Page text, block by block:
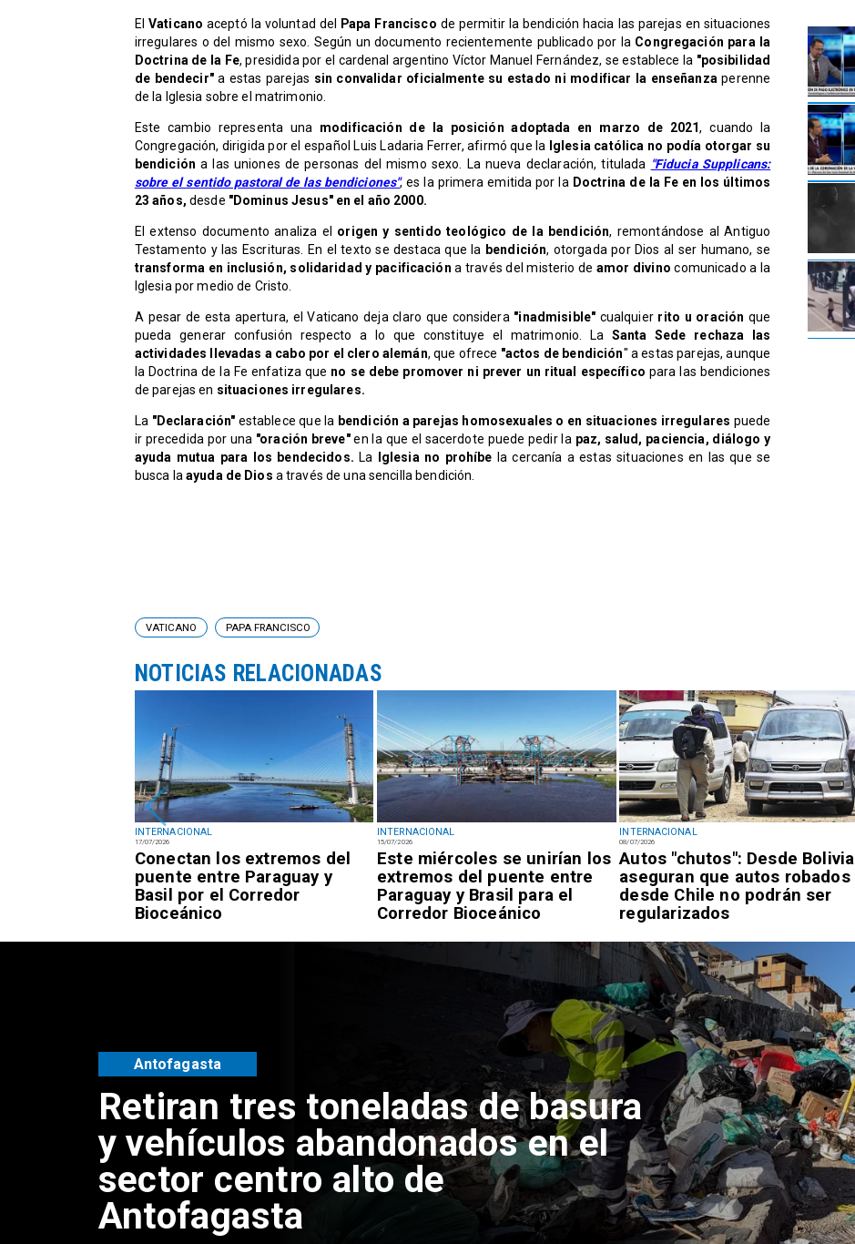
El Vaticano aceptó la voluntad del Papa Francisco de permitir la bendición hacia las parejas en situaciones
irregulares o del mismo sexo. Según un documento recientemente publicado por la Congregación para la
Doctrina de la Fe, presidida por el cardenal argentino Víctor Manuel Fernández, se establece la "posibilidad
de bendecir"a estas parejas sin convalidar oficialmente su estado ni modificar la enseñanzaperenne
de la Iglesia sobre el matrimonio.
​Este cambio representa una modificación de la posición adoptada en marzo de 2021, cuando la
Congregación, dirigida por el español Luis Ladaria Ferrer, afirmó que la Iglesia católica no podía otorgar su
bendición a las uniones de personas del mismo sexo. La nueva declaración, titulada "Fiducia Supplicans:
sobre el sentido pastoral de las bendiciones", es la primera emitida por laDoctrina de la Fe en los últimos
23 años, desde "Dominus Jesus" en el año 2000.
​El extenso documento analiza el origen y sentido teológico de la bendición, remontándose al Antiguo
Testamento y las Escrituras. En el texto se destaca que la bendición, otorgada por Dios al ser humano, se
transforma en inclusión, solidaridad y pacificacióna través del misterio de amor divinocomunicado a la
Iglesia por medio de Cristo.
​A pesar de esta apertura, el Vaticano deja claro que considera "inadmisible" cualquierrito u oración que
pueda generar confusión respecto a lo que constituye el matrimonio. La Santa Sede
rechaza las
actividades llevadas a cabo por el clero alemán, que ofrece "actos de bendición" a estas parejas, aunque
la Doctrina de la Fe enfatiza que no se debe promover ni prever un ritual específico para las bendiciones
de parejas en situaciones irregulares.
​La "Declaración" establece que la bendición a parejas homosexuales o en situaciones irregulares puede
ir precedida por una "oración breve"en la que el sacerdote puede pedir la paz, salud, paciencia, diálogo y
ayuda mutua para los bendecidos. La Iglesia no prohíbe la cercanía a estas situaciones en las que se
busca la ayuda de Dios a través de una sencilla bendición.
INTERNACIONAL
17/07/2026
Conectan los extremos del
puente entre Paraguay y
Basil por el Corredor
Bioceánico
INTERNACIONAL
15/07/2026
Este miércoles se unirían los
extremos del puente entre
Paraguay y Brasil para el
Corredor Bioceánico
INTERNACIONAL
08/07/2026
Autos "chutos": Desde Bolivia
aseguran que autos robados
desde Chile no podrán ser
regularizados
VATICANO PAPA FRANCISCO
NOTICIAS RELACIONADAS
Bajo el estándar: Hospitales de
Antofagasta y Calama no
cumplen con indicadores de
gestión del Minsal
Salud